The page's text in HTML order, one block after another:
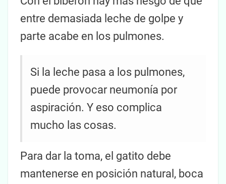
entre demasiada leche de golpe y
parte acabe en los pulmones.
Si la leche pasa a los pulmones,
puede provocar neumonía por
aspiración. Y eso complica
mucho las cosas.
Para dar la toma, el gatito debe
mantenerse en posición natural, boca